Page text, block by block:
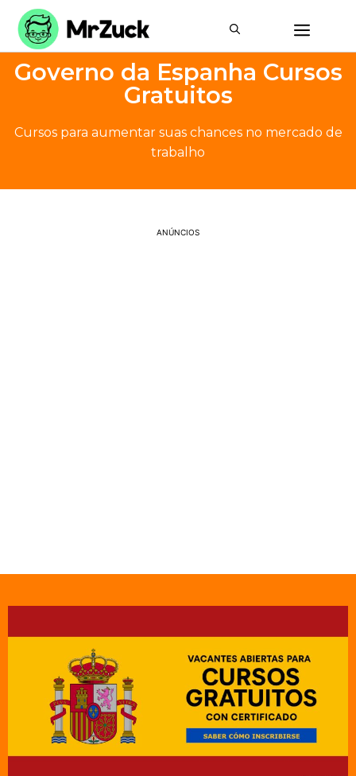
Governo da Espanha Cursos
Gratuitos
Cursos para aumentar suas chances no mercado de
trabalho
ANÚNCIOS